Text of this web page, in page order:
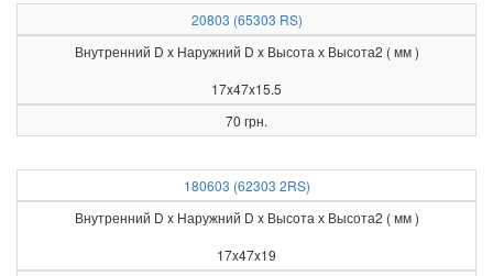
20803 (65303 RS)
Внутренний D x Наружний D x Высота х Высота2 ( мм )
17x47x15.5
70 грн.
180603 (62303 2RS)
Внутренний D x Наружний D x Высота х Высота2 ( мм )
17x47x19